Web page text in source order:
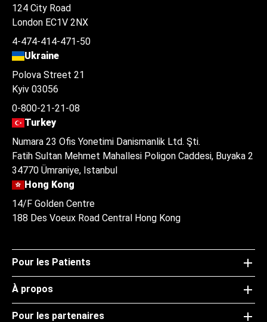
124 City Road
London EC1V 2NX
4-474-414-471-50
Ukraine
Polova Street 21
Kyiv 03056
0-800-21-21-08
Turkey
Numara 23 Ofis Yonetimi Danismanlik Ltd. Şti.
Fatih Sultan Mehmet Mahallesi Poligon Caddesi, Buyaka 2
34770 Ümraniye, Istanbul
Hong Kong
14/F Golden Centre
188 Des Voeux Road Central Hong Kong
Pour les Patients
À propos
Pour les partenaires